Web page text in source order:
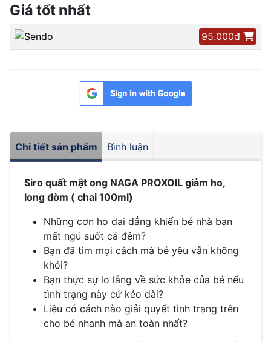
Giá tốt nhất
95.000đ
Chi tiết sản phẩm Bình luận
Siro quất mật ong NAGA PROXOIL giảm ho,
long đờm ( chai 100ml)
Những cơn ho dai dẳng khiến bé nhà bạn
mất ngủ suốt cả đêm?
Bạn đã tìm mọi cách mà bé yêu vẫn không
khỏi?
Bạn thực sự lo lắng về sức khỏe của bé nếu
tình trạng này cứ kéo dài?
Liệu có cách nào giải quyết tình trạng trên
cho bé nhanh mà an toàn nhất?